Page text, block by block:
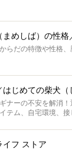
まめしば）の性格
らだの特徴や性格
じめての柴犬（
ナーの不安を解消
テム、自宅環境、
イフ ストア